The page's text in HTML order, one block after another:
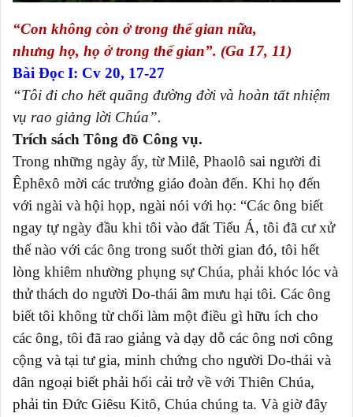
“Con không còn ở trong thế gian nữa,
nhưng họ, họ ở trong thế gian”. (Ga 17, 11)
Bài Ðọc I: Cv 20, 17-27
“Tôi đi cho hết quãng đường đời và hoàn tất nhiệm
vụ rao giảng lời Chúa”.
Trích sách Tông đồ Công vụ.
Trong những ngày ấy, từ Milê, Phaolô sai người đi
Êphêxô mời các trưởng giáo đoàn đến. Khi họ đến
với ngài và hội họp, ngài nói với họ: “Các ông biết
ngay tự ngày đầu khi tôi vào đất Tiểu Á, tôi đã cư xử
thế nào với các ông trong suốt thời gian đó, tôi hết
lòng khiêm nhường phụng sự Chúa, phải khóc lóc và
thử thách do người Do-thái âm mưu hại tôi. Các ông
biết tôi không từ chối làm một điều gì hữu ích cho
các ông, tôi đã rao giảng và dạy dỗ các ông nơi công
cộng và tại tư gia, minh chứng cho người Do-thái và
dân ngoại biết phải hối cải trở về với Thiên Chúa,
phải tin Ðức Giêsu Kitô, Chúa chúng ta. Và giờ đây